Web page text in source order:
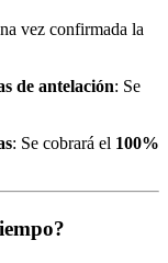
vez confirmada la
de antelación: Se
: Se cobrará el 100%